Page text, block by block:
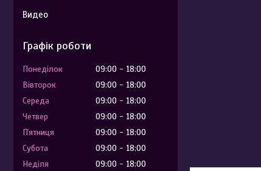
Видео
Графік роботи
Понеділок 09:00
18:00
Вівторок
09:00
18:00
Середа
09:00
18:00
Четвер
09:00
18:00
Пʼятниця
09:00
18:00
Субота
09:00
18:00
Неділя
09:00 18:00